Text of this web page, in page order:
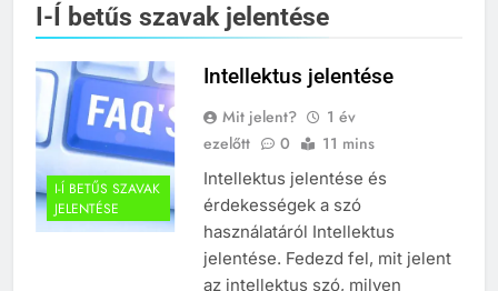
I-Í betűs szavak jelentése
I-Í BETŰS SZAVAK
JELENTÉSE
Intellektus jelentése
Mit jelent?
1 év
ezelőtt
0 11 mins
Intellektus jelentése és
érdekességek a szó
használatáról Intellektus
jelentése. Fedezd fel, mit jelent
az intellektus szó, milyen